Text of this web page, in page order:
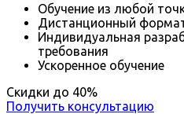
Обучение из любой
Дистанционный
Индивидуальная
требования
Ускоренное обучение
Скидки до 40%
Получить консультацию